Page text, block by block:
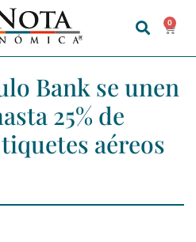
0
Bank se unen
25% de
aéreos